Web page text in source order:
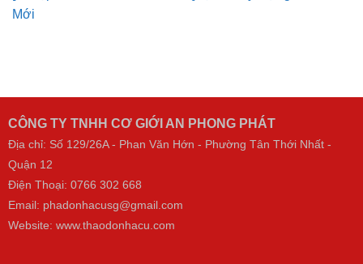
Mới
CÔNG TY TNHH CƠ GIỚI AN PHONG PHÁT
Địa chỉ: Số 129/26A - Phan Văn Hớn - Phường Tân Thới Nhất -
Quận 12
Điện Thoại: 0766 302 668
Email: phadonhacusg@gmail.com
Website: www.thaodonhacu.com